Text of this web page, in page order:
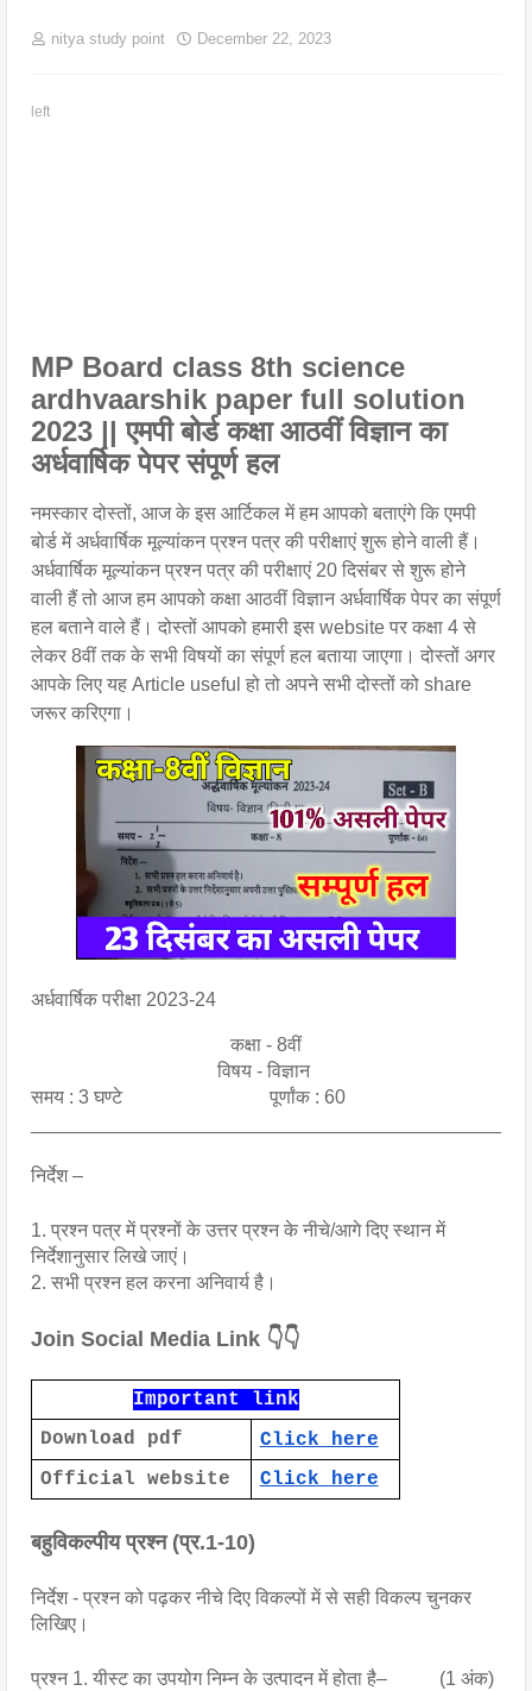
nitya study point December 22, 2023
left
MP Board class 8th science
ardhvaarshik paper full solution
2023 || एमपी बोर्ड कक्षा आठवीं विज्ञान का
अर्धवार्षिक पेपर संपूर्ण हल
नमस्कार दोस्तों, आज के इस आर्टिकल में हम आपको बताएंगे कि एमपी
बोर्ड में अर्धवार्षिक मूल्यांकन प्रश्न पत्र की परीक्षाएं शुरू होने वाली हैं।
अर्धवार्षिक मूल्यांकन प्रश्न पत्र की परीक्षाएं 20 दिसंबर से शुरू होने
वाली हैं तो आज हम आपको कक्षा आठवीं विज्ञान अर्धवार्षिक पेपर का संपूर्ण
हल बताने वाले हैं। दोस्तों आपको हमारी इस website पर कक्षा 4 से
लेकर 8वीं तक के सभी विषयों का संपूर्ण हल बताया जाएगा। दोस्तों अगर
आपके लिए यह Article useful हो तो अपने सभी दोस्तों को share
जरूर करिएगा।
अर्धवार्षिक परीक्षा 2023-24
कक्षा - 8वीं
विषय - विज्ञान
समय : 3 घण्टे पूर्णांक : 60
निर्देश –
1. प्रश्न पत्र में प्रश्नों के उत्तर प्रश्न के नीचे/आगे दिए स्थान में
निर्देशानुसार लिखे जाएं।
2. सभी प्रश्न हल करना अनिवार्य है।
Join Social Media Link 👇👇
Important link
Download pdf
Click here
Official website
Click here
बहुविकल्पीय प्रश्न (प्र.1-10)
निर्देश - प्रश्न को पढ़कर नीचे दिए विकल्पों में से सही विकल्प चुनकर
लिखिए।
प्रश्न 1. यीस्ट का उपयोग निम्न के उत्पादन में होता है– (1 अंक)